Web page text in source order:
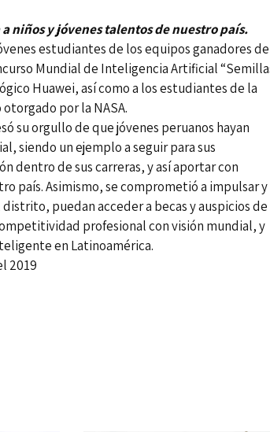
niños y jóvenes talentos de nuestro país.
estudiantes de los equipos ganadores de
Mundial de Inteligencia Artificial
Huawei, así como a los estudiantes de la
por la NASA.
su orgullo de que jóvenes peruanos hayan
siendo un ejemplo a seguir para sus
dentro de sus carreras, y así aportar con
país. Asimismo, se comprometió a impulsar y
puedan acceder a becas y auspicios de
profesional con visión mundial, y
en Latinoamérica.